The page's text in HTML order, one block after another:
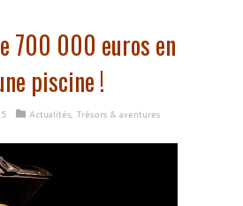
700 000 euros en
piscine !
Actualités, Trésors & aventures